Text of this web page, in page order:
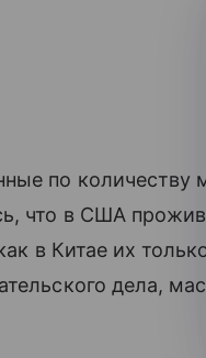
по количеству
что в США
в Китае их
дела,